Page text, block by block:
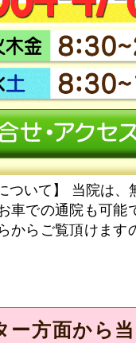
ついて】
当院は、
車での通院も可能
からご覧頂けます
ー方面から